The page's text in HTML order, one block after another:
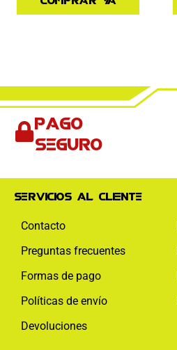
Pago
seguro
Servicios al cliente
Contacto
Preguntas frecuentes
Formas de pago
Políticas de envío
Devoluciones